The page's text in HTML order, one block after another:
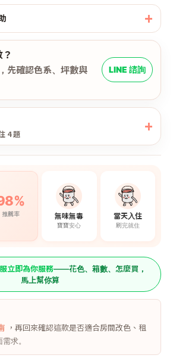
先確認色系、坪數與
LINE 諮詢
4 題
推薦率 無味無毒
寶寶安心
當天入住
刷完就住
立即為你服務——花色、箱數、怎麼買，
馬上幫你算
，再回來確認這款是否適合房間改色、租
求。